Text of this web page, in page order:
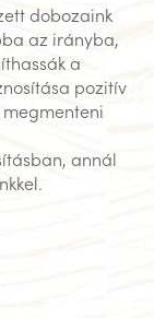
dobozaink
az irányba,
a
pozitív
annál